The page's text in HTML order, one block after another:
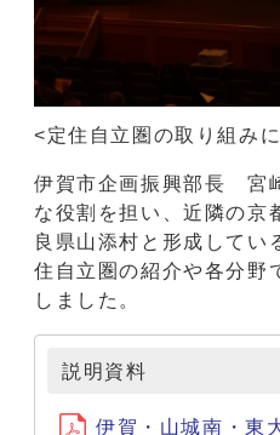
<定住自立圏の取り組み
伊賀市企画振興部長 宮
な役割を担い、近隣の京
良県山添村と形成してい
住自立圏の紹介や各分野
しました。
説明資料
伊賀・山城南・東